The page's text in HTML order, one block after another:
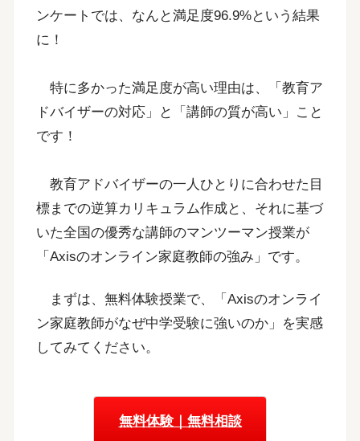
ンケートでは、なんと満足度96.9%という結果
に！
特に多かった満足度が高い理由は、「教育ア
ドバイザーの対応」と「講師の質が高い」こと
です！
教育アドバイザーの一人ひとりに合わせた目
標までの逆算カリキュラム作成と、それに基づ
いた全国の優秀な講師のマンツーマン授業が
「Axisのオンライン家庭教師の強み」です。
まずは、無料体験授業で、「Axisのオンライ
ン家庭教師がなぜ中学受験に強いのか」を実感
してみてください。
無料体験｜無料相談